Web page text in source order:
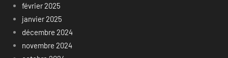
février 2025
janvier 2025
décembre 2024
novembre 2024